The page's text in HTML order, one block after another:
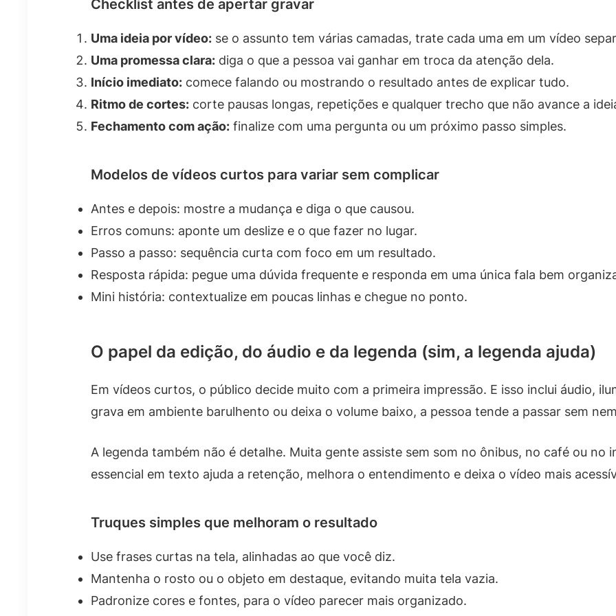
Checklist antes de apertar gravar
Uma ideia por vídeo: se o assunto tem várias camadas, trate cada uma em um vídeo
Uma promessa clara: diga o que a pessoa vai ganhar em troca da atenção dela.
Início imediato: comece falando ou mostrando o resultado antes de explicar tudo.
Ritmo de cortes: corte pausas longas, repetições e qualquer trecho que não avance a
Fechamento com ação: finalize com uma pergunta ou um próximo passo simples.
Modelos de vídeos curtos para variar sem complicar
Antes e depois: mostre a mudança e diga o que causou.
Erros comuns: aponte um deslize e o que fazer no lugar.
Passo a passo: sequência curta com foco em um resultado.
Resposta rápida: pegue uma dúvida frequente e responda em uma única fala bem
Mini história: contextualize em poucas linhas e chegue no ponto.
O papel da edição, do áudio e da legenda (sim, a legenda ajuda)
Em vídeos curtos, o público decide muito com a primeira impressão. E isso inclui áudio,
grava em ambiente barulhento ou deixa o volume baixo, a pessoa tende a passar sem
A legenda também não é detalhe. Muita gente assiste sem som no ônibus, no café ou
essencial em texto ajuda a retenção, melhora o entendimento e deixa o vídeo mais
Truques simples que melhoram o resultado
Use frases curtas na tela, alinhadas ao que você diz.
Mantenha o rosto ou o objeto em destaque, evitando muita tela vazia.
Padronize cores e fontes, para o vídeo parecer mais organizado.